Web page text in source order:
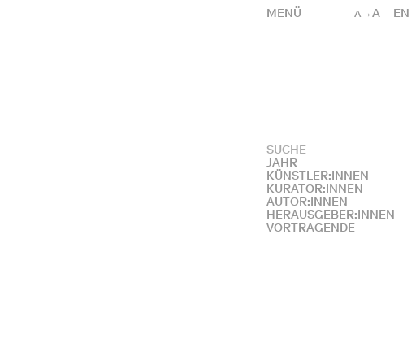
A →A EN
MENÜ
JAHR
KÜNSTLER:INNEN
KURATOR:INNEN
AUTOR:INNEN
HERAUSGEBER:INNEN
VORTRAGENDE